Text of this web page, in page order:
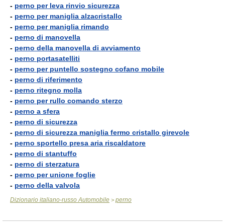
- perno per leva rinvio sicurezza
- perno per maniglia alzacristallo
- perno per maniglia rimando
- perno di manovella
- perno della manovella di avviamento
- perno portasatelliti
- perno per puntello sostegno cofano mobile
- perno di riferimento
- perno ritegno molla
- perno per rullo comando sterzo
- perno a sfera
- perno di sicurezza
- perno di sicurezza maniglia fermo cristallo girevole
- perno sportello presa aria riscaldatore
- perno di stantuffo
- perno di sterzatura
- perno per unione foglie
- perno della valvola
Dizionario italiano-russo Automobile > perno